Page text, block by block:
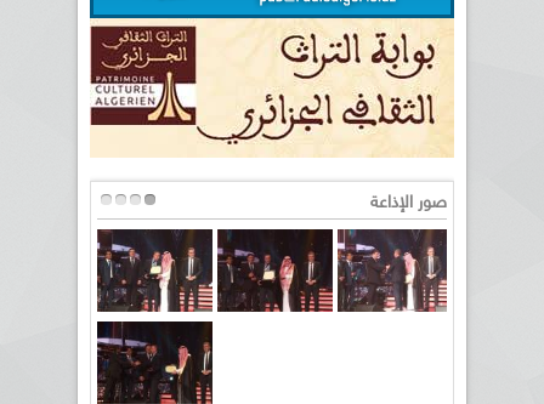
صور الإذاعة